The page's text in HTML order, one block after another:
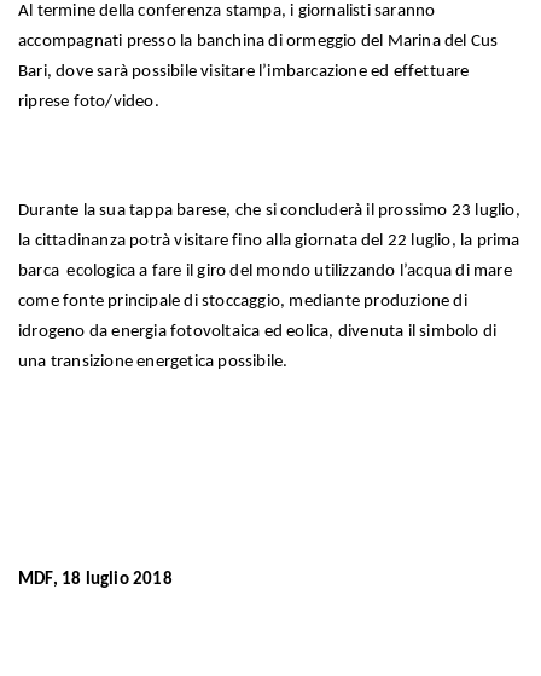
Al termine della conferenza stampa, i giornalisti saranno
accompagnati presso la banchina di ormeggio del Marina del Cus
Bari, dove sarà possibile visitare l’imbarcazione ed effettuare
riprese foto/video.
Durante la sua tappa barese, che si concluderà il prossimo 23 luglio,
la cittadinanza potrà visitare fino alla giornata del 22 luglio, la prima
barca ecologica a fare il giro del mondo utilizzando l’acqua di mare
come fonte principale di stoccaggio, mediante produzione di
idrogeno da energia fotovoltaica ed eolica, divenuta il simbolo di
una transizione energetica possibile.
MDF, 18 luglio 2018